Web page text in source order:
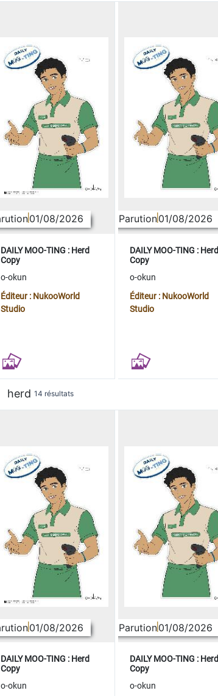
01/08/2026
DAILY MOO-TING : Herd
Copy
o-okun
Éditeur : NukooWorld
Studio
Parution01/08/2026
DAILY MOO-TING : Herd
Copy
o-okun
Éditeur : NukooWorld
Studio
herd 14 résultats
01/08/2026
DAILY MOO-TING : Herd
Copy
o-okun
Parution01/08/2026
DAILY MOO-TING : Herd
Copy
o-okun